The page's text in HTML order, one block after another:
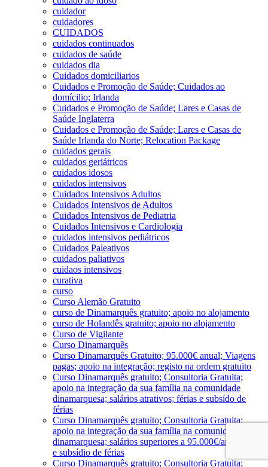
cuidador
cuidadores
CUIDADOS
cuidados continuados
cuidados de saúde
cuidados dia
Cuidados domiciliarios
Cuidados e Promoção de Saúde; Cuidados ao
domícilio; Irlanda
Cuidados e Promoção de Saúde; Lares e Casas de
Saúde Inglaterra
Cuidados e Promoção de Saúde; Lares e Casas de
Saúde Irlanda do Norte; Relocation Package
cuidados gerais
cuidados geriátricos
cuidados idosos
cuidados intensivos
Cuidados Intensivos Adultos
Cuidados Intensivos de Adultos
Cuidados Intensivos de Pediatria
Cuidados Intensivos e Cardiologia
cuidados intensivos pediátricos
Cuidados Paleativos
cuidados paliativos
cuidaos intensivos
curativa
curso
Curso Alemão Gratuito
curso de Dinamarquês gratuito; apoio no alojamento
curso de Holandês gratuito; apoio no alojamento
Curso de Vigilante
Curso Dinamarquês
Curso Dinamarquês Gratuito; 95.000€ anual; Viagens
pagas; apoio na integração; registo na ordem gratuito
Curso Dinamarquês gratuito; Consultoria Gratuita;
apoio na integração da sua família na comunidade
dinamarquesa; salários atrativos; férias e subsído de
férias
Curso Dinamarquês gratuito; Consultoria Gratuita;
apoio na integração da sua família na comunidade
dinamarquesa; salários superiores a 95.000€/ano; férias
e subsídio de férias
Curso Dinamarquês gratuito; Consultoria Gratuita;